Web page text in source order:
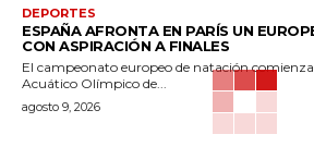
DEPORTES
ESPAÑA AFRONTA EN PARÍS UN
CON ASPIRACIÓN A FINALES
El campeonato europeo de natación
Acuático Olímpico de...
agosto 9, 2026